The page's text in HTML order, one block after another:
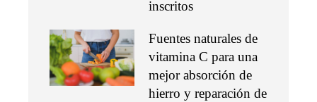
inscritos
Fuentes naturales de
vitamina C para una
mejor absorción de
hierro y reparación de